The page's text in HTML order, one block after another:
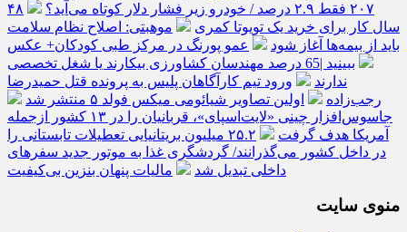
۲۰۷ فقط ۲.۹ درصد / خودرو زیر فشار دلار کوتاه می‌آید؟
۴۸
سال کار برای خرید یک تویوتا کمری
موهبتی: اصلاح نظام سلامت
باید از بیمه‌ها آغاز شود
عمو پورنگ در مرکز طبی کودکان+ عکس
ببینید |65 درصد مهندسان کشاورزی بیکارند یا شغل تخصصی
ندارند
ورود تیم کارآگاهان پلیس به پرونده قتل حمیدرضا
رجب‌زاده
اولین تصاویر شیائومی میکس فولد ۵ منتشر شد
جاسوس‌افزار چینی «لایت‌اسپای»، قربانیان را در ۱۳ کشور ازجمله
آمریکا هدف گرفت
۲۵.۲ میلیون بریتانیایی تعطیلات تابستانی را
در داخل کشور می‌گذرانند/ گردشگری غذا به موتور جدید سفرهای
داخلی تبدیل شد
مالیات پنهان بنزین بی‌کیفیت
منوی سایت